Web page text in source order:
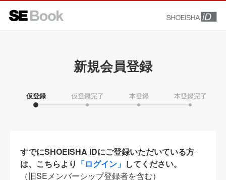
新規会員登録
仮登録 仮登録完了 本登録 本登録完了
すでにSHOEISHA iDにご登録いただいている方
は、こちらより 「ログイン」 してください。
（旧SEメンバーシップ登録者を含む）